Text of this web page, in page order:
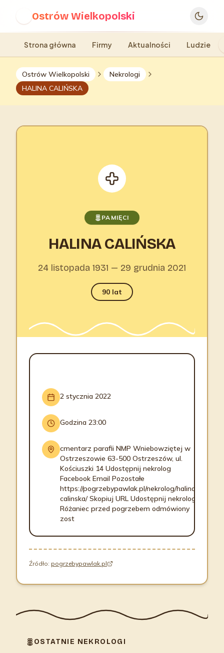
Ostrów Wielkopolski
Strona główna Firmy Aktualności Ludzie
Ostrów Wielkopolski
Nekrologi
HALINA CALIŃSKA
PAMIĘCI
HALINA CALIŃSKA
24 listopada 1931 — 29 grudnia 2021
90 lat
2 stycznia 2022
Godzina 23:00
cmentarz parafii NMP Wniebowziętej w
Ostrzeszowie 63-500 Ostrzeszów, ul.
Kościuszki 14 Udostępnij nekrolog
Facebook Email Pozostałe
https://pogrzebypawlak.pl/nekrolog/halina-
calinska/ Skopiuj URL Udostępnij nekrolog
Różaniec przed pogrzebem odmówiony
zost
Źródło: pogrzebypawlak.pl
OSTATNIE NEKROLOGI